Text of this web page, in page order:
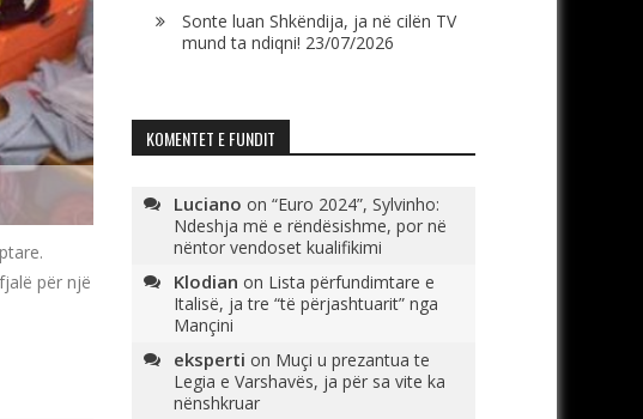
për një
Sonte luan Shkëndija, ja në cilën TV
mund ta ndiqni! 23/07/2026
KOMENTET E FUNDIT
Luciano on “Euro 2024”, Sylvinho:
Ndeshja më e rëndësishme, por në
nëntor vendoset kualifikimi
Klodian on Lista përfundimtare e
Italisë, ja tre “të përjashtuarit” nga
Mançini
eksperti on Muçi u prezantua te
Legia e Varshavës, ja për sa vite ka
nënshkruar